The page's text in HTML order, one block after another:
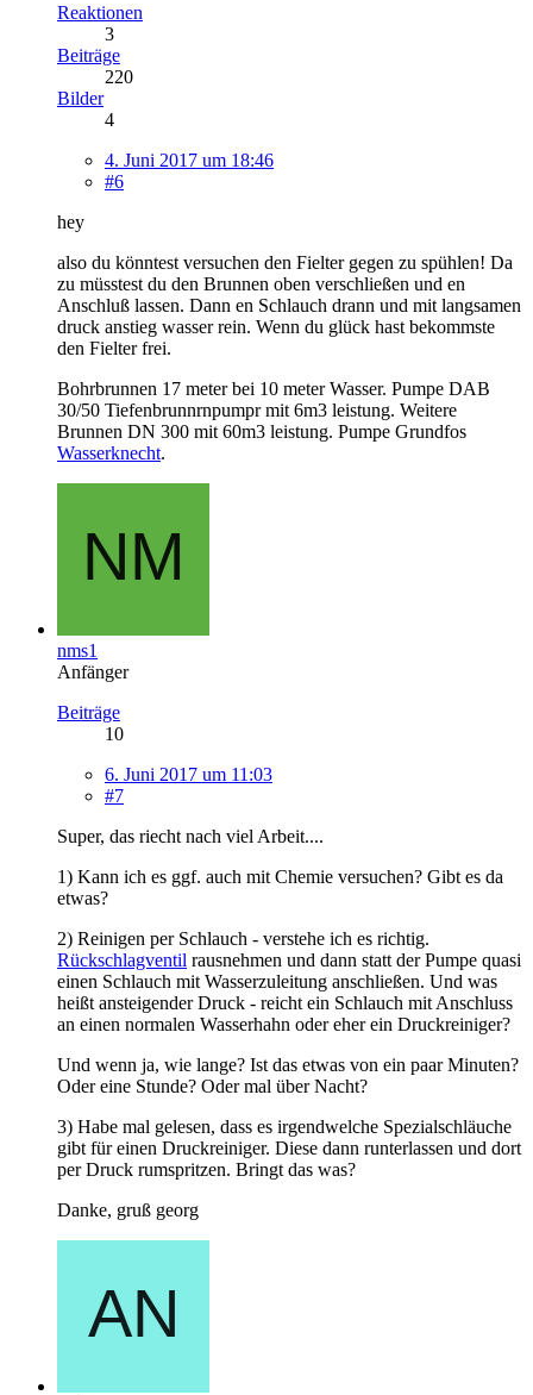
Reaktionen
3
Beiträge
220
Bilder
4
4. Juni 2017 um 18:46
#6
hey
also du könntest versuchen den Fielter gegen zu spühlen! Da
zu müsstest du den Brunnen oben verschließen und en
Anschluß lassen. Dann en Schlauch drann und mit langsamen
druck anstieg wasser rein. Wenn du glück hast bekommste
den Fielter frei.
Bohrbrunnen 17 meter bei 10 meter Wasser. Pumpe DAB
30/50 Tiefenbrunnrnpumpr mit 6m3 leistung. Weitere
Brunnen DN 300 mit 60m3 leistung. Pumpe Grundfos
Wasserknecht.
nms1
Anfänger
Beiträge
10
6. Juni 2017 um 11:03
#7
Super, das riecht nach viel Arbeit....
1) Kann ich es ggf. auch mit Chemie versuchen? Gibt es da
etwas?
2) Reinigen per Schlauch - verstehe ich es richtig.
Rückschlagventil rausnehmen und dann statt der Pumpe quasi
einen Schlauch mit Wasserzuleitung anschließen. Und was
heißt ansteigender Druck - reicht ein Schlauch mit Anschluss
an einen normalen Wasserhahn oder eher ein Druckreiniger?
Und wenn ja, wie lange? Ist das etwas von ein paar Minuten?
Oder eine Stunde? Oder mal über Nacht?
3) Habe mal gelesen, dass es irgendwelche Spezialschläuche
gibt für einen Druckreiniger. Diese dann runterlassen und dort
per Druck rumspritzen. Bringt das was?
Danke, gruß georg